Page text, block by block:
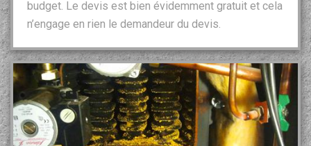
budget. Le devis est bien évidemment gratuit et cela
n’engage en rien le demandeur du devis.